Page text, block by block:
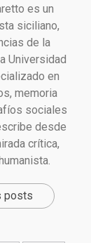
es un
siciliano,
de la
Universidad
en
memoria
sociales
desde
crítica,
posts